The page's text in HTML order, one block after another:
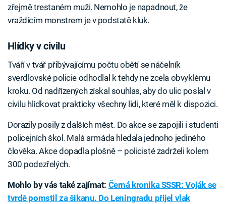
zřejmě trestaném muži. Nemohlo je napadnout, že
vraždícím monstrem je v podstatě kluk.
Hlídky v civilu
Tváří v tvář přibývajícímu počtu obětí se náčelník
sverdlovské policie odhodlal k tehdy ne zcela obvyklému
kroku. Od nadřízených získal souhlas, aby do ulic poslal v
civilu hlídkovat prakticky všechny lidi, které měl k dispozici.
Dorazily posily z dalších měst. Do akce se zapojili i studenti
policejních škol. Malá armáda hledala jednoho jediného
člověka. Akce dopadla plošně – policisté zadrželi kolem
300 podezřelých.
Mohlo by vás také zajímat: Černá kronika SSSR: Voják se
tvrdě pomstil za šikanu. Do Leningradu přijel vlak